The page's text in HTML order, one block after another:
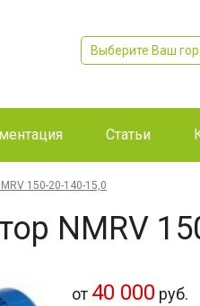
Выберите Ваш
Статьи
150-20-140-15,0
NMRV
от 40 000 руб.